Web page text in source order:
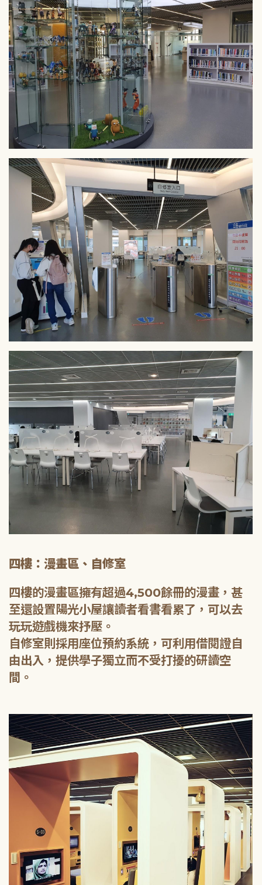
四樓：漫畫區、自修室
四樓的漫畫區擁有超過4,500餘冊的漫畫，甚
至還設置陽光小屋讓讀者看書看累了，可以去
玩玩遊戲機來抒壓。
自修室則採用座位預約系統，可利用借閱證自
由出入，提供學子獨立而不受打擾的研讀空
間。